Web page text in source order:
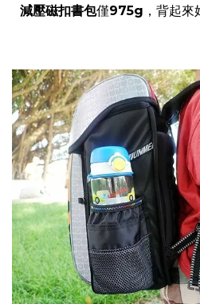
減壓磁扣書包僅975g ，背起來